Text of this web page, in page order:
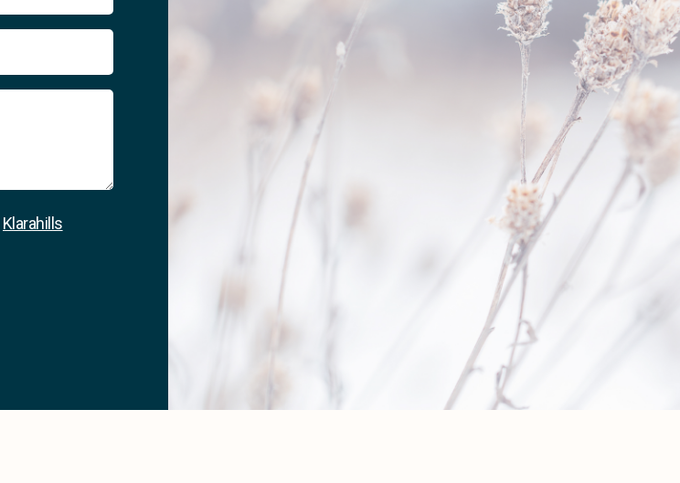
Klarahills